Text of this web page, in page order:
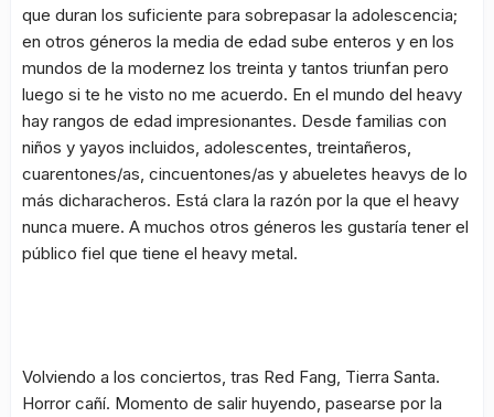
que duran los suficiente para sobrepasar la adolescencia;
en otros géneros la media de edad sube enteros y en los
mundos de la modernez los treinta y tantos triunfan pero
luego si te he visto no me acuerdo. En el mundo del heavy
hay rangos de edad impresionantes. Desde familias con
niños y yayos incluidos, adolescentes, treintañeros,
cuarentones/as, cincuentones/as y abueletes heavys de lo
más dicharacheros. Está clara la razón por la que el heavy
nunca muere. A muchos otros géneros les gustaría tener el
público fiel que tiene el heavy metal.
Volviendo a los conciertos, tras Red Fang, Tierra Santa.
Horror cañí. Momento de salir huyendo, pasearse por la